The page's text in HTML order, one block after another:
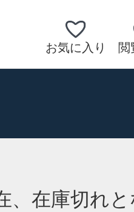
お気に入り 閲
、在庫切れ